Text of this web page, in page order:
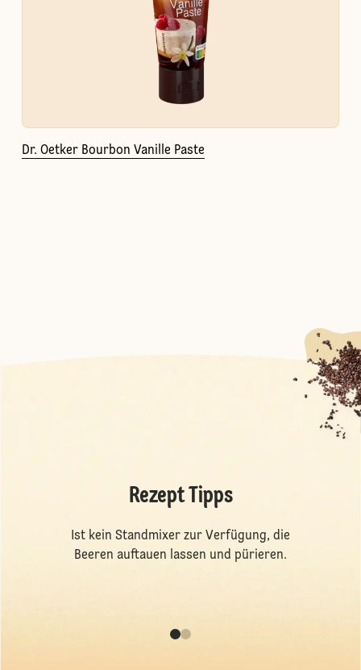
Dr. Oetker Bourbon Vanille Paste
Rezept Tipps
Ist kein Standmixer zur Verfügung, die
Beeren auftauen lassen und pürieren.